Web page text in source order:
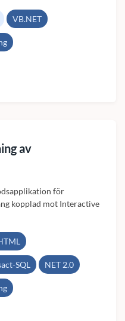
VB.NET
av
för
kopplad mot Interactive
SQL NET 2.0